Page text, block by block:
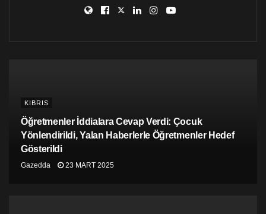
KIBRIS
Öğretmenler İddialara Cevap Verdi: Çocuk
Yönlendirildi, Yalan Haberlerle Öğretmenler Hedef
Gösterildi
Gazedda 23 MART 2025